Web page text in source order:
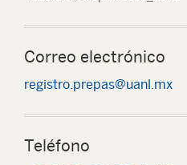
Correo electrónico
registro.prepas@uanl.mx
Teléfono